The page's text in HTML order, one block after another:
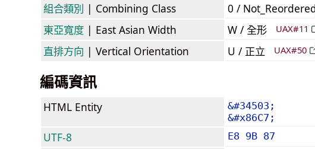
組合類別 | Combining Class
0 /
東亞寬度 | East Asian Width W / 全形 UAX#11
直排方向 | Vertical Orientation U / 正立 UAX#50
編碼資訊
HTML Entity
&#34503;
&#x86C7;
UTF-8 E8 9B 87